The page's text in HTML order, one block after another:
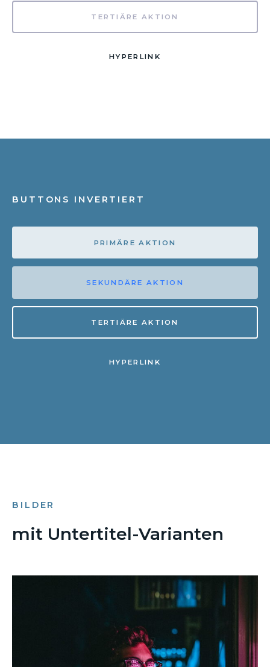
TERTIÄRE AKTION
HYPERLINK
BUTTONS INVERTIERT
PRIMÄRE AKTION
SEKUNDÄRE AKTION
TERTIÄRE AKTION
HYPERLINK
BILDER
mit Untertitel-Varianten